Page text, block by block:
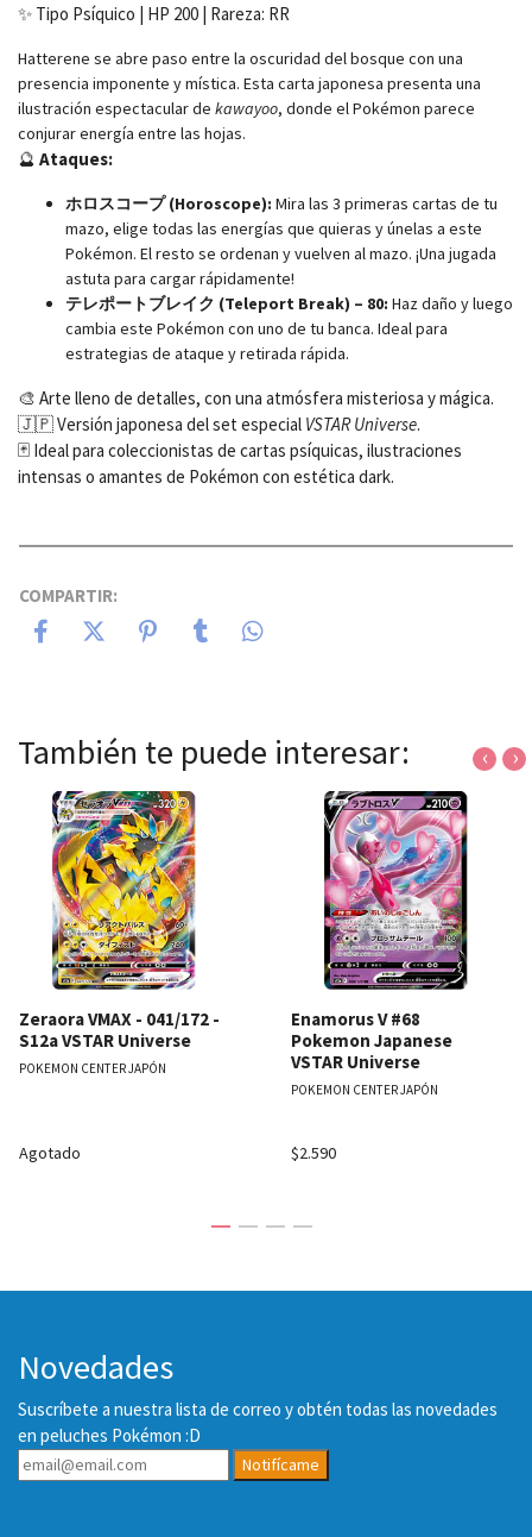
✨ Tipo Psíquico | HP 200 | Rareza: RR
Hatterene se abre paso entre la oscuridad del bosque con una
presencia imponente y mística. Esta carta japonesa presenta una
ilustración espectacular de kawayoo, donde el Pokémon parece
conjurar energía entre las hojas.
🔮 Ataques:
ホロスコープ (Horoscope): Mira las 3 primeras cartas de tu
mazo, elige todas las energías que quieras y únelas a este
Pokémon. El resto se ordenan y vuelven al mazo. ¡Una jugada
astuta para cargar rápidamente!
テレポートブレイク (Teleport Break) – 80: Haz daño y luego
cambia este Pokémon con uno de tu banca. Ideal para
estrategias de ataque y retirada rápida.
🎨 Arte lleno de detalles, con una atmósfera misteriosa y mágica.
🇯🇵 Versión japonesa del set especial VSTAR Universe.
🃏 Ideal para coleccionistas de cartas psíquicas, ilustraciones
intensas o amantes de Pokémon con estética dark.
COMPARTIR:
También te puede interesar:
Zeraora VMAX - 041/172 -
S12a VSTAR Universe
POKEMON CENTER JAPÓN
Agotado
Enamorus V #68
Pokemon Japanese
VSTAR Universe
POKEMON CENTER JAPÓN
$2.590
‹ ›
Novedades
Suscríbete a nuestra lista de correo y obtén todas las novedades
en peluches Pokémon :D
Notifícame